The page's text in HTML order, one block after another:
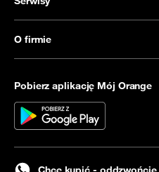
O firmie
Pobierz aplikację Mój Orange